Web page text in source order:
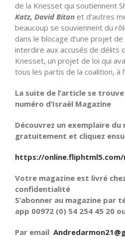
de la Knesset qui soutiennent
Katz, David Bitan et d’autres
beaucoup se souviennent du
dans le blocage d’une projet
interdire aux accusés de délits
Knesset, un projet de loi qui
tous les partis de la coalition, à
La suite de l’article se
numéro d’Israël Magazine
Découvrez un exemplaire du
gratuitement et cliquez
https://
Votre magazine est livré
confidentialité
S’abonner au magazine par
app 00972 (0) 54 254 45 20
Par email